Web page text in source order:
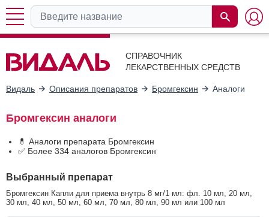
СПРАВОЧНИК
ЛЕКАРСТВЕННЫХ СРЕДСТВ
Видаль Описания препаратов Бромгексин Аналоги
Бромгексин аналоги
💊 Аналоги препарата Бромгексин
✅ Более 334 аналогов Бромгексин
Выбранный препарат
Бромгексин Капли для приема внутрь 8 мг/1 мл: фл. 10 мл, 20 мл,
30 мл, 40 мл, 50 мл, 60 мл, 70 мл, 80 мл, 90 мл или 100 мл